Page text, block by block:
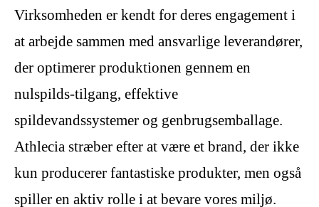
Virksomheden er kendt for deres engagement i
at arbejde sammen med ansvarlige leverandører,
der optimerer produktionen gennem en
nulspilds-tilgang, effektive
spildevandssystemer og genbrugsemballage.
Athlecia stræber efter at være et brand, der ikke
kun producerer fantastiske produkter, men også
spiller en aktiv rolle i at bevare vores miljø.